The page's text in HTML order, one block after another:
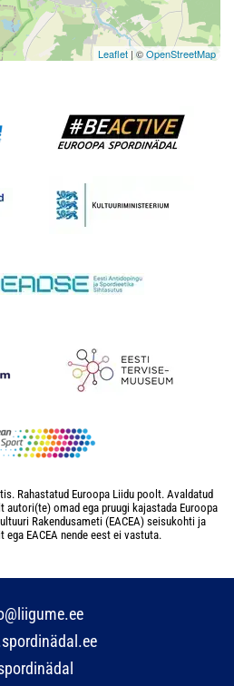
Leaflet | ©OpenStreetMap
Rahastatud Euroopa Liidu poolt. Avaldatud
autori(te) omad ega pruugi kajastada Euroopa
Rakendusameti (EACEA) seisukohti ja
ega EACEA nende eest ei vastuta.